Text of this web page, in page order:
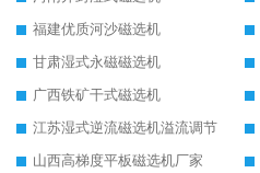
福建优质河沙磁选机
甘肃湿式永磁磁选机
广西铁矿干式磁选机
江苏湿式逆流磁选机溢流调节
山西高梯度平板磁选机厂家